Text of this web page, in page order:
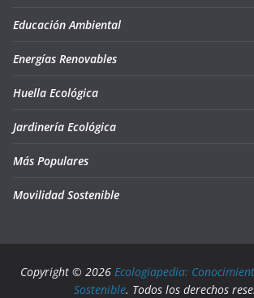
Educación Ambiental
Energías Renovables
Huella Ecológica
Jardinería Ecológica
Más Populares
Movilidad Sostenible
Copyright © 2026 Ecologiapedia:
Sostenible. Todos los derechos